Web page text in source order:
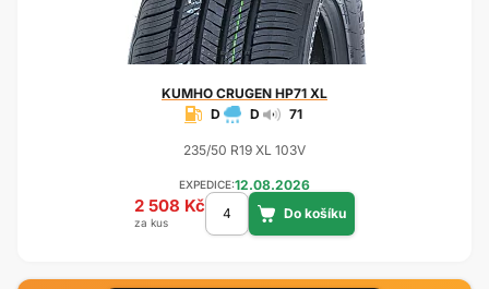
KUMHO CRUGEN HP71 XL
D
D 71
235/50 R19 XL 103V
EXPEDICE:12.08.2026
2 508 Kč
za kus